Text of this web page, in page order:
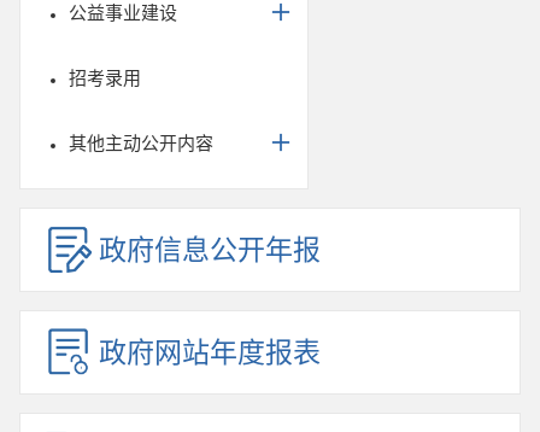
公益事业建设
招考录用
其他主动公开内容
政府信息公开年报
政府网站年度报表